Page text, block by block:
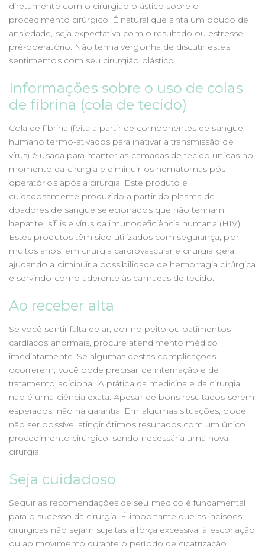
diretamente com o cirurgião plástico sobre o
procedimento cirúrgico. É natural que sinta um pouco de
ansiedade, seja expectativa com o resultado ou estresse
pré-operatório. Não tenha vergonha de discutir estes
sentimentos com seu cirurgião plástico.
Informações sobre o uso de colas
de fibrina (cola de tecido)
Cola de fibrina (feita a partir de componentes de sangue
humano termo-ativados para inativar a transmissão de
vírus) é usada para manter as camadas de tecido unidas no
momento da cirurgia e diminuir os hematomas pós-
operatórios após a cirurgia. Este produto é
cuidadosamente produzido a partir do plasma de
doadores de sangue selecionados que não tenham
hepatite, sífilis e vírus da imunodeficiência humana (HIV).
Estes produtos têm sido utilizados com segurança, por
muitos anos, em cirurgia cardiovascular e cirurgia geral,
ajudando a diminuir a possibilidade de hemorragia cirúrgica
e servindo como aderente às camadas de tecido.
Ao receber alta
Se você sentir falta de ar, dor no peito ou batimentos
cardíacos anormais, procure atendimento médico
imediatamente. Se algumas destas complicações
ocorrerem, você pode precisar de internação e de
tratamento adicional. A prática da medicina e da cirurgia
não é uma ciência exata. Apesar de bons resultados serem
esperados, não há garantia. Em algumas situações, pode
não ser possível atingir ótimos resultados com um único
procedimento cirúrgico, sendo necessária uma nova
cirurgia.
Seja cuidadoso
Seguir as recomendações de seu médico é fundamental
para o sucesso da cirurgia. É importante que as incisões
cirúrgicas não sejam sujeitas à força excessiva, à escoriação
ou ao movimento durante o período de cicatrização.